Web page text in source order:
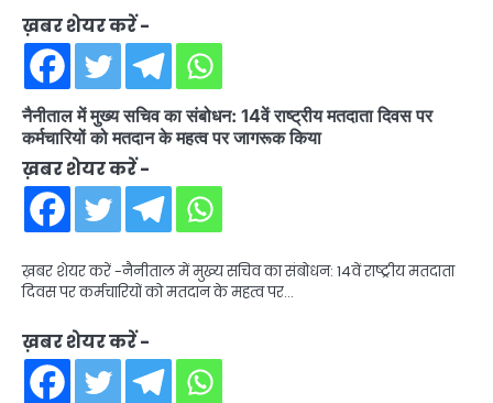
ख़बर शेयर करें -
नैनीताल में मुख्य सचिव का संबोधन: 14वें राष्ट्रीय मतदाता दिवस पर
कर्मचारियों को मतदान के महत्व पर जागरूक किया
ख़बर शेयर करें -
ख़बर शेयर करें -नैनीताल में मुख्य सचिव का संबोधन: 14वें राष्ट्रीय मतदाता
दिवस पर कर्मचारियों को मतदान के महत्व पर…
ख़बर शेयर करें -